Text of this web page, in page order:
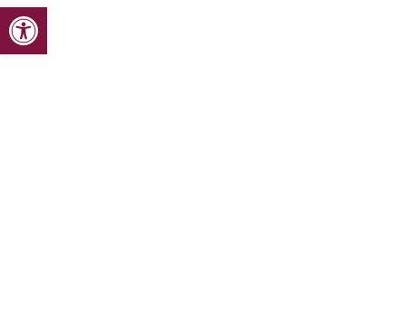
Abrir barra de herramientas
Inicio